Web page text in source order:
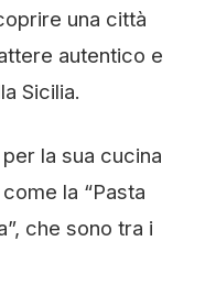
una città
autentico e
Sicilia.
la sua cucina
la “Pasta
che sono tra i